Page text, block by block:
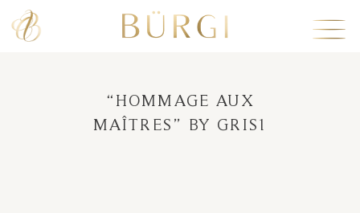
“HOMMAGE AUX
MAÎTRES” BY GRIS1